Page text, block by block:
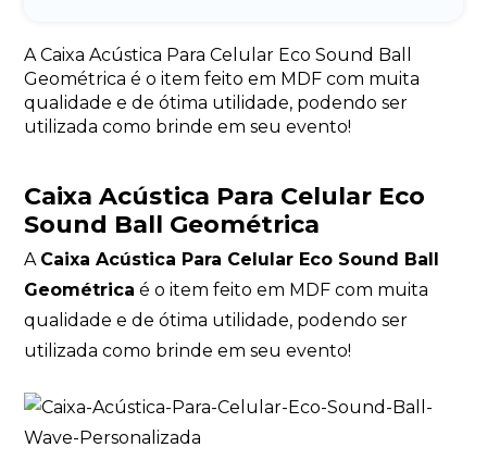
A Caixa Acústica Para Celular Eco Sound Ball
Geométrica é o item feito em MDF com muita
qualidade e de ótima utilidade, podendo ser
utilizada como brinde em seu evento!
Caixa Acústica Para Celular Eco
Sound Ball Geométrica
A Caixa Acústica Para Celular Eco Sound Ball
Geométrica é o item feito em MDF com muita
qualidade e de ótima utilidade, podendo ser
utilizada como brinde em seu evento!